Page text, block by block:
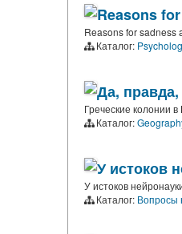
Reasons
Reasons for sadness
Каталог:
Да,
Греческие колонии
Каталог:
У истоков
У истоков
Каталог: Вопросы